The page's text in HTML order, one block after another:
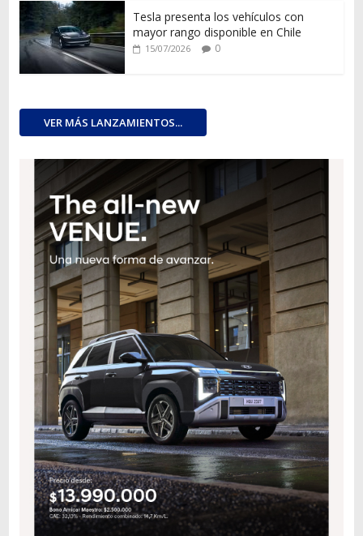
Tesla presenta los vehículos con
mayor rango disponible en Chile
15/07/2026 0
VER MÁS LANZAMIENTOS...